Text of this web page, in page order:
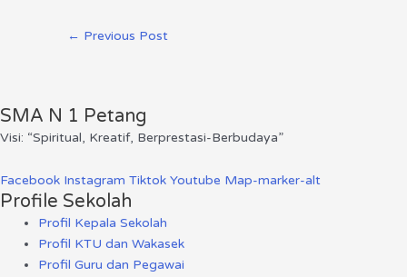
← Previous Post
SMA N 1 Petang
Visi: “Spiritual, Kreatif, Berprestasi-Berbudaya”
Facebook Instagram Tiktok Youtube Map-marker-alt
Profile Sekolah
Profil Kepala Sekolah
Profil KTU dan Wakasek
Profil Guru dan Pegawai